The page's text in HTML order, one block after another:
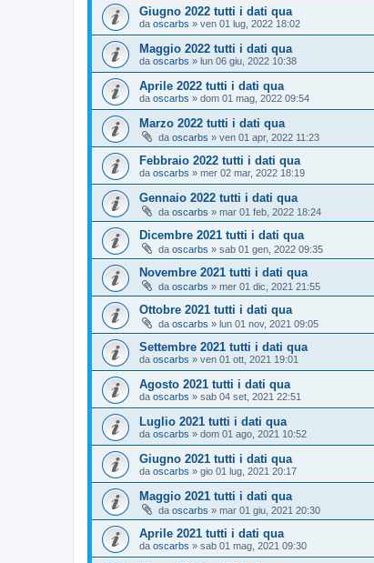
Giugno 2022 tutti i dati qua
da oscarbs » ven 01 lug, 2022 18:02
Maggio 2022 tutti i dati qua
da oscarbs » lun 06 giu, 2022 10:38
Aprile 2022 tutti i dati qua
da oscarbs » dom 01 mag, 2022 09:54
Marzo 2022 tutti i dati qua
da oscarbs » ven 01 apr, 2022 11:23
Febbraio 2022 tutti i dati qua
da oscarbs » mer 02 mar, 2022 18:19
Gennaio 2022 tutti i dati qua
da oscarbs » mar 01 feb, 2022 18:24
Dicembre 2021 tutti i dati qua
da oscarbs » sab 01 gen, 2022 09:35
Novembre 2021 tutti i dati qua
da oscarbs » mer 01 dic, 2021 21:55
Ottobre 2021 tutti i dati qua
da oscarbs » lun 01 nov, 2021 09:05
Settembre 2021 tutti i dati qua
da oscarbs » ven 01 ott, 2021 19:01
Agosto 2021 tutti i dati qua
da oscarbs » sab 04 set, 2021 22:51
Luglio 2021 tutti i dati qua
da oscarbs » dom 01 ago, 2021 10:52
Giugno 2021 tutti i dati qua
da oscarbs » gio 01 lug, 2021 20:17
Maggio 2021 tutti i dati qua
da oscarbs » mar 01 giu, 2021 20:30
Aprile 2021 tutti i dati qua
da oscarbs » sab 01 mag, 2021 09:30